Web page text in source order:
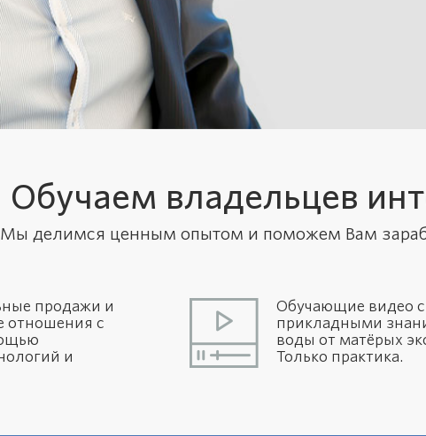
Обучаем владельцев
Мы делимся ценным опытом и поможем Вам
продажи и
отношения с
и
Обучающие видео с
прикладными
воды от матёрых
Только практика.